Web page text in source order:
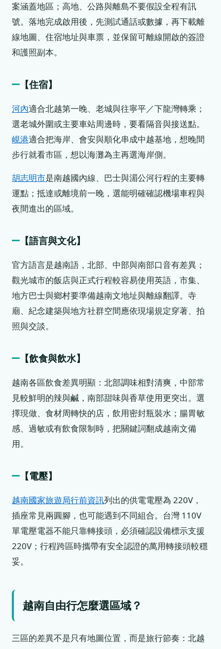
案涵蓋地區；高地、公路與離島不要假設全程有訊
號。落地完成啟用後，先測試通話或數據，再下載離
線地圖、住宿地址與車票，並保留可離線開啟的簽證
和護照副本。
【住宿】
河內適合北越第一晚、老城與往寧平／下龍灣轉乘；
選老城外圍或主要車站周邊時，要看隔音與接送點。
峴港適合把海岸、會安與順化串成中越基地，想晚間
步行就看市區，想以海灘為主再選海岸側。
胡志明市是南越國內線、巴士與湄公河行程的主要轉
運點；抵達或離境前一晚，選能明確確認機場車程與
夜間進出的區域。
【語言與文化】
官方語言是越南語，北部、中部與南部口音有差異；
觀光城市的飯店與正式行程較容易使用英語，市集、
地方巴士與鄉村要準備越南文地址與離線翻譯。寺
廟、紀念建築與地方社群空間應依現場規定穿著、拍
照與交談。
【飲食與飲水】
越南各區飲食差異明顯：北部調味相對清爽，中部常
見較鮮明的辣與鹹，南部甜味與香草使用更突出。選
擇現做、食材周轉快的店，飲用密封瓶裝水；腸胃敏
感、過敏或有飲食限制時，把關鍵詞翻成越南文備
用。
【電壓】
越南國家旅遊局行前資訊列出的供電電壓為 220V，
插座常見兩圓腳，也可能遇到不同組合。台灣 110V
單電壓電器不能只靠轉接頭，必須確認設備標示支援
220V；行程跨區時攜帶有安全認證的萬用轉接頭較穩
妥。
越南自由行怎麼選區域？
三區的差異不是只有地圖位置，而是旅行節奏：北越